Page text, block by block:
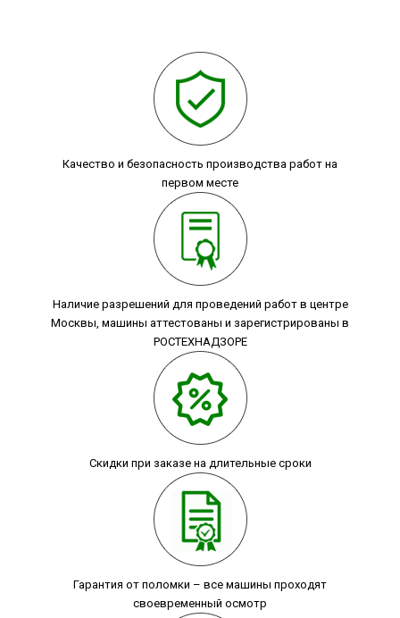
Качество и безопасность производства работ на
первом месте
Наличие разрешений для проведений работ в центре
Москвы, машины аттестованы и зарегистрированы в
РОСТЕХНАДЗОРЕ
Скидки при заказе на длительные сроки
Гарантия от поломки – все машины проходят
своевременный осмотр